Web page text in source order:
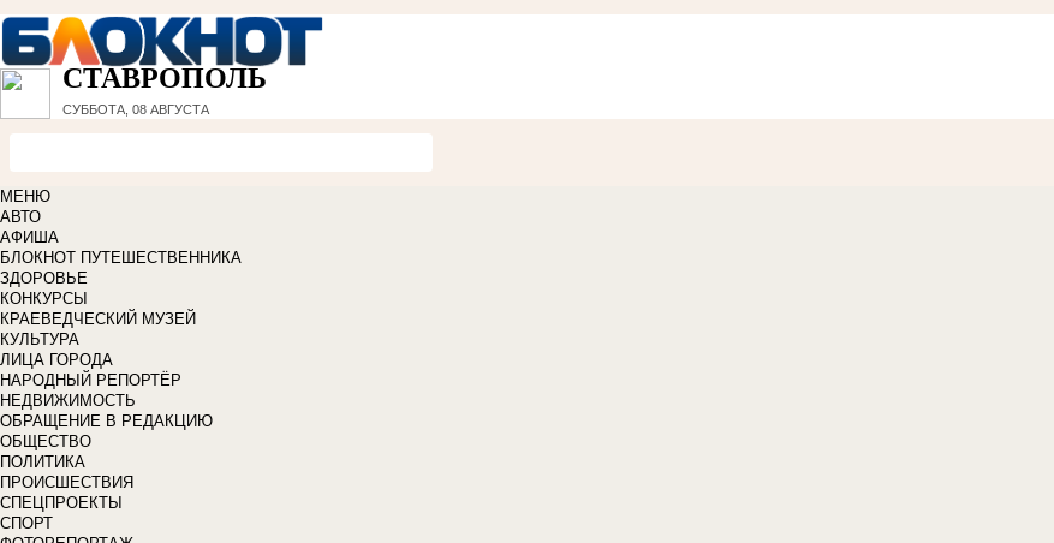
СТАВРОПОЛЬ
СУББОТА, 08 АВГУСТА
МЕНЮ
АВТО
АФИША
БЛОКНОТ ПУТЕШЕСТВЕННИКА
ЗДОРОВЬЕ
КОНКУРСЫ
КРАЕВЕДЧЕСКИЙ МУЗЕЙ
КУЛЬТУРА
ЛИЦА ГОРОДА
НАРОДНЫЙ РЕПОРТЁР
НЕДВИЖИМОСТЬ
ОБРАЩЕНИЕ В РЕДАКЦИЮ
ОБЩЕСТВО
ПОЛИТИКА
ПРОИСШЕСТВИЯ
СПЕЦПРОЕКТЫ
СПОРТ